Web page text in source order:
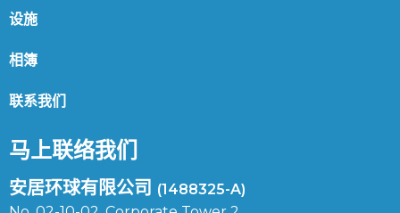
设施
相簿
联系我们
马上联络我们
安居环球有限公司 (1488325-A)